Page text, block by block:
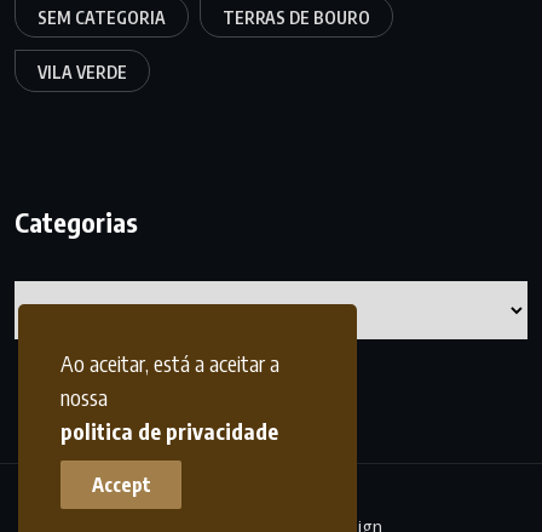
Ao aceitar, está a aceitar a
nossa
politica de privacidade
Accept
SEM CATEGORIA TERRAS DE BOURO
VILA VERDE
Categorias
frdesign